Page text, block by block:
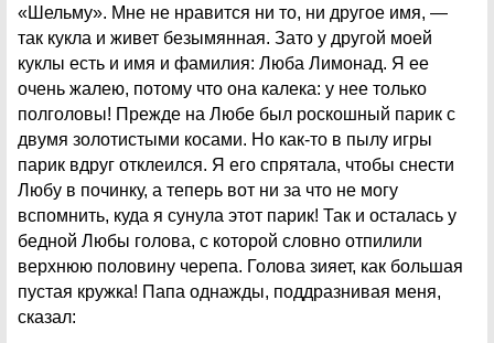
«Шельму». Мне не нравится ни то, ни другое имя, —
так кукла и живет безымянная. Зато у другой моей
куклы есть и имя и фамилия: Люба Лимонад. Я ее
очень жалею, потому что она калека: у нее только
полголовы! Прежде на Любе был роскошный парик с
двумя золотистыми косами. Но как-то в пылу игры
парик вдруг отклеился. Я его спрятала, чтобы снести
Любу в починку, а теперь вот ни за что не могу
вспомнить, куда я сунула этот парик! Так и осталась у
бедной Любы голова, с которой словно отпилили
верхнюю половину черепа. Голова зияет, как большая
пустая кружка! Папа однажды, поддразнивая меня,
сказал: